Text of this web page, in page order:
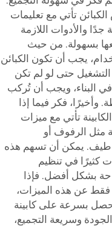
تأتي مع تعليمات
جدًا والأدوات اللازمة
بسهولة. من حيث
يجب أن تكون الكبائن
حتى لو لم تكن
في البناء، ويجب أن تُركب
وأخيرًا، فكر فيما إذا
تأتي مع ميزات
مثل الرفوف أو
يمكن أن تسهم هذه
كثيرًا في تنظيم
بشكل أفضل. فإذا
عن هذه الميزات،
بسرعة على كابينة
وسريعة التجميع،